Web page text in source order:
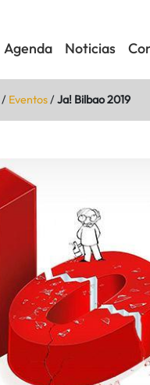
Agenda Noticias
Eventos/Ja! Bilbao 2019